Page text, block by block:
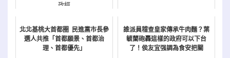
政經
北北基桃大首都圈 民進黨市長參
選人共推「首都願景、首都治
理、首都優先」
誰派員稽查皇家傳承牛肉麵？葉
毓蘭砲轟這樣的政府可以下台
了！侯友宜强調為食安把關